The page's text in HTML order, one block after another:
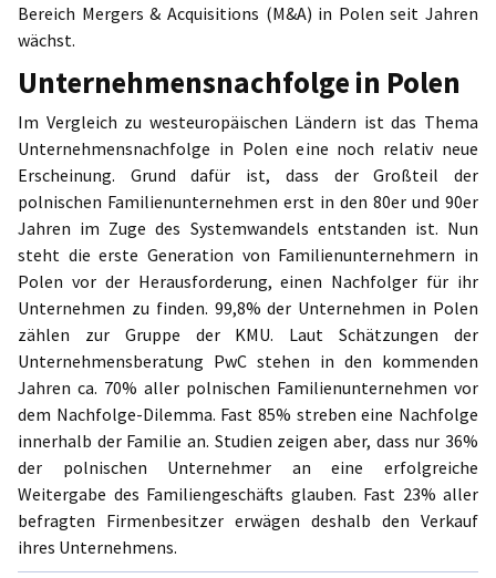
Bereich Mergers & Acquisitions (M&A) in Polen seit Jahren
wächst.
Unternehmensnachfolge in Polen
Im Vergleich zu westeuropäischen Ländern ist das Thema
Unternehmensnachfolge in Polen eine noch relativ neue
Erscheinung. Grund dafür ist, dass der Großteil der
polnischen Familienunternehmen erst in den 80er und 90er
Jahren im Zuge des Systemwandels entstanden ist. Nun
steht die erste Generation von Familienunternehmern in
Polen vor der Herausforderung, einen Nachfolger für ihr
Unternehmen zu finden. 99,8% der Unternehmen in Polen
zählen zur Gruppe der KMU. Laut Schätzungen der
Unternehmensberatung PwC stehen in den kommenden
Jahren ca. 70% aller polnischen Familienunternehmen vor
dem Nachfolge-Dilemma. Fast 85% streben eine Nachfolge
innerhalb der Familie an. Studien zeigen aber, dass nur 36%
der polnischen Unternehmer an eine erfolgreiche
Weitergabe des Familiengeschäfts glauben. Fast 23% aller
befragten Firmenbesitzer erwägen deshalb den Verkauf
ihres Unternehmens.